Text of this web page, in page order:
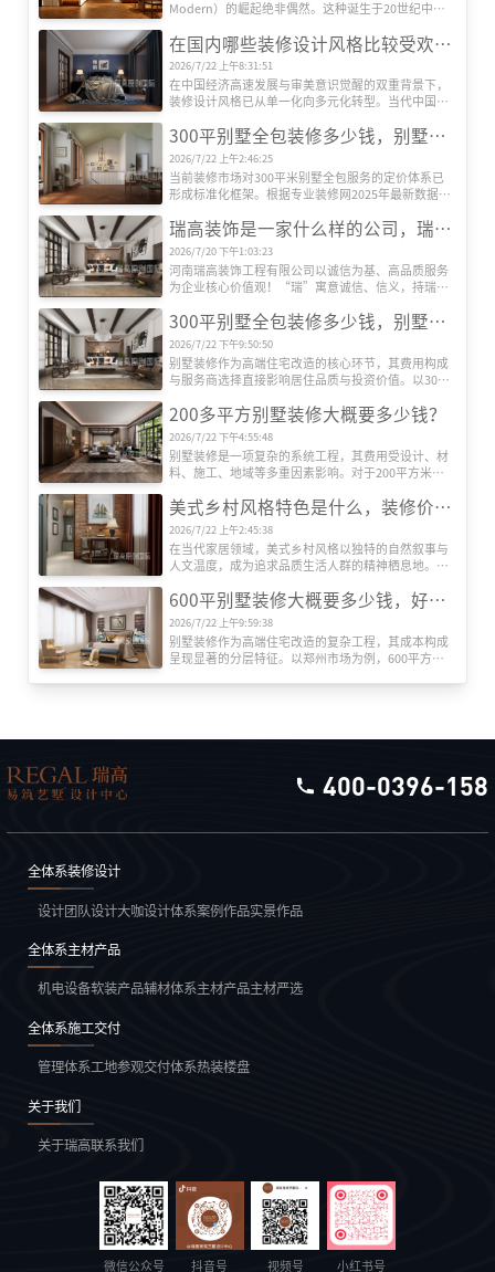
Modern）的崛起绝非偶然。这种诞生于20世纪中叶
全球范围内引发新一轮审美革命。其独特魅力源于对
对人文精神的深度诠释，形成了一套完整的美学体
系。
在国内哪些装修设计风格比较受欢迎？
2026/7/22 上午8:31:51
在中国经济高速发展与审美意识觉醒的双重背景下，
装修设计风格已从单一化向多元化转型。当代中国家
能，转而追求空间美学、文化表达与生活方式的深度
察，系统梳理当前国内六大主流装修设计风格及其核
心特征，揭示其流行背后的社会文化动因。
300平别墅全包装修多少钱，别墅全包装修公司推荐
2026/7/22 上午2:46:25
当前装修市场对300平米别墅全包服务的定价体系已
形成标准化框架。根据专业装修网2025年最新数据，
度达24万至60万元以上。这种价格差异主要源于三大
瑞高装饰是一家什么样的公司，瑞高装饰怎么样？
2026/7/20 下午1:03:23
河南瑞高装饰工程有限公司以诚信为基、高品质服务
为企业核心价值观！“瑞”寓意诚信、信义，持瑞玉
是追求更高美好生活品质的过程！
300平别墅全包装修多少钱，别墅装修公司推荐
2026/7/22 下午9:50:50
别墅装修作为高端住宅改造的核心环节，其费用构成
与服务商选择直接影响居住品质与投资价值。以300
工、设备等多维度因素影响，而专业装修公司的系统
深度解析全包装修成本结构，并重点推荐瑞高装饰的
服务优势。
200多平方别墅装修大概要多少钱？
2026/7/22 下午4:55:48
别墅装修是一项复杂的系统工程，其费用受设计、材
料、施工、地域等多重因素影响。对于200平方米左
元不等。本文将从专业角度出发，系统解析装修费用
美式乡村风格特色是什么，装修价格贵吗？
2026/7/22 上午2:45:38
在当代家居领域，美式乡村风格以独特的自然叙事与
人文温度，成为追求品质生活人群的精神栖息地。这
建人与自然的深度对话，其价值体现在设计哲学与实
600平别墅装修大概要多少钱，好的别墅装修公司推荐
2026/7/22 上午9:59:38
别墅装修作为高端住宅改造的复杂工程，其成本构成
呈现显著的分层特征。以郑州市场为例，600平方米
400-0396-158
全体系装修设计
设计团队设计大咖设计体系案例作品实景作品
全体系主材产品
机电设备软装产品辅材体系主材产品主材严选
全体系施工交付
管理体系工地参观交付体系热装楼盘
关于我们
关于瑞高联系我们
微信公众号 抖音号 视频号 小红书号